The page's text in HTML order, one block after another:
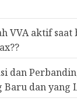
VVA aktif
dan
Baru dan yang